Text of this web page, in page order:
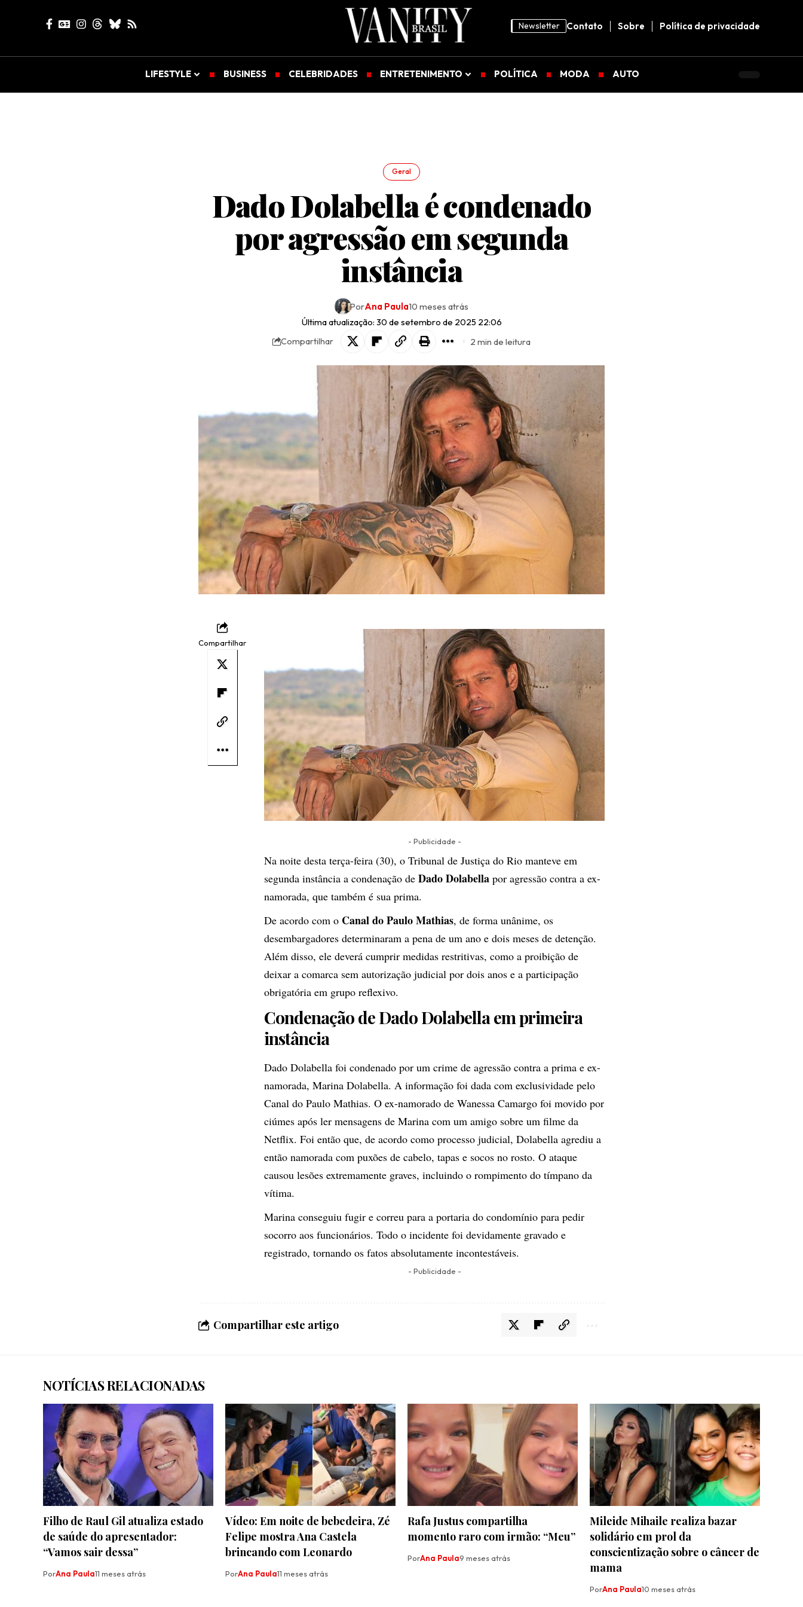
Newsletter Contato Sobre Política de privacidade
LIFESTYLE BUSINESS CELEBRIDADES ENTRETENIMENTO POLÍTICA MODA AUTO
Geral
Dado Dolabella é condenado
por agressão em segunda
instância
Última atualização: 30 de setembro de 2025 22:06
PorAna Paula10 meses atrás
Compartilhar 2 min de leitura
Compartilhar
- Publicidade -
Na noite desta terça-feira (30), o Tribunal de Justiça do Rio manteve em
segunda instância a condenação de Dado Dolabella por agressão contra a ex-
namorada, que também é sua prima.
De acordo com o Canal do Paulo Mathias, de forma unânime, os
desembargadores determinaram a pena de um ano e dois meses de detenção.
Além disso, ele deverá cumprir medidas restritivas, como a proibição de
deixar a comarca sem autorização judicial por dois anos e a participação
obrigatória em grupo reflexivo.
Condenação de Dado Dolabella em primeira
instância
Dado Dolabella foi condenado por um crime de agressão contra a prima e ex-
namorada, Marina Dolabella. A informação foi dada com exclusividade pelo
Canal do Paulo Mathias. O ex-namorado de Wanessa Camargo foi movido por
ciúmes após ler mensagens de Marina com um amigo sobre um filme da
Netflix. Foi então que, de acordo como processo judicial, Dolabella agrediu a
então namorada com puxões de cabelo, tapas e socos no rosto. O ataque
causou lesões extremamente graves, incluindo o rompimento do tímpano da
vítima.
Marina conseguiu fugir e correu para a portaria do condomínio para pedir
socorro aos funcionários. Todo o incidente foi devidamente gravado e
registrado, tornando os fatos absolutamente incontestáveis.
- Publicidade -
Compartilhar este artigo
NOTÍCIAS RELACIONADAS
Filho de Raul Gil atualiza estado
de saúde do apresentador:
“Vamos sair dessa”
PorAna Paula11 meses atrás
Vídeo: Em noite de bebedeira, Zé
Felipe mostra Ana Castela
brincando com Leonardo
PorAna Paula11 meses atrás
Rafa Justus compartilha
momento raro com irmão: “Meu”
PorAna Paula9 meses atrás
Mileide Mihaile realiza bazar
solidário em prol da
conscientização sobre o câncer de
mama
PorAna Paula10 meses atrás